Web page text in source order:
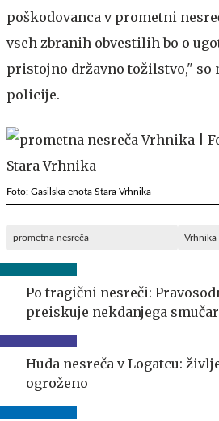
poškodovanca v prometni
vseh zbranih obvestilih bo o
pristojno državno tožilstvo," so
policije.
Foto: Gasilska enota Stara Vrhnika
prometna nesreča Vrhnika
Po tragični nesreči:
preiskuje nekdanjega
Huda nesreča v Logatcu:
ogroženo